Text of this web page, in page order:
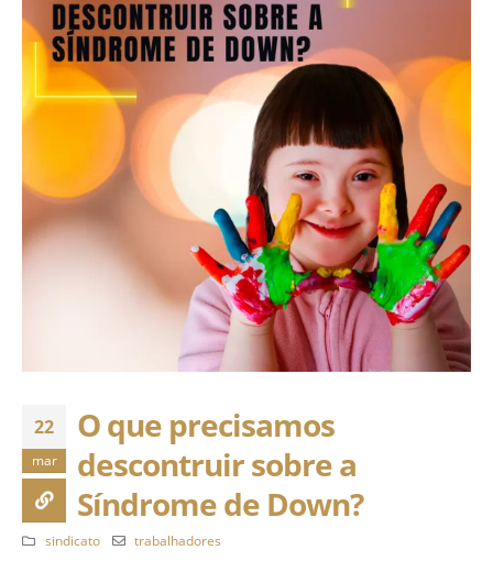
22
mar
O que precisamos
descontruir sobre a
Síndrome de Down?
sindicato trabalhadores